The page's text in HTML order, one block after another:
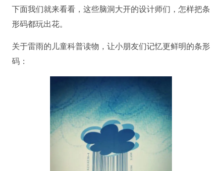
下面我们就来看看，这些脑洞大开的设计师们，怎样把条
形码都玩出花。
关于雷雨的儿童科普读物，让小朋友们记忆更鲜明的条形
码：